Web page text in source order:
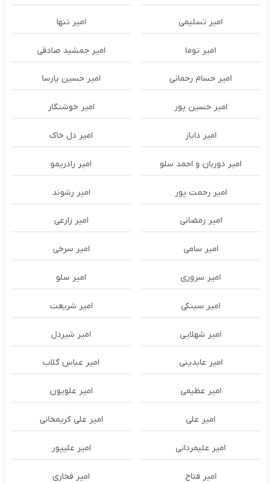
امیر تسلیمی امیر تنها
امیر توما امیر جمشید صادقی
امیر حسام رحمانی امیر حسین پارسا
امیر حسین پور امیر خوشنگار
امیر دایاز امیر دل خاک
امیر دوربان و احمد سلو امیر رادریمو
امیر رحمت پور امیر رشوند
امیر رمضانی امیر زارعی
امیر سامی امیر سرخی
امیر سروری امیر سلو
امیر سینکی امیر شریعت
امیر شهلایی امیر شیردل
امیر عابدینی امیر عباس گلاب
امیر عظیمی امیر علویون
امیر علی امیر علی کریمخانی
امیر علیمردانی امیر علیپور
امیر فتاح امیر فخاری